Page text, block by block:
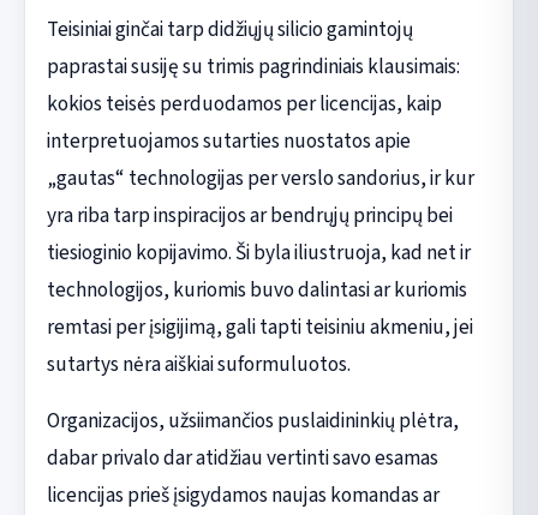
Teisiniai ginčai tarp didžiųjų silicio gamintojų
paprastai susiję su trimis pagrindiniais klausimais:
kokios teisės perduodamos per licencijas, kaip
interpretuojamos sutarties nuostatos apie
„gautas“ technologijas per verslo sandorius, ir kur
yra riba tarp inspiracijos ar bendrųjų principų bei
tiesioginio kopijavimo. Ši byla iliustruoja, kad net ir
technologijos, kuriomis buvo dalintasi ar kuriomis
remtasi per įsigijimą, gali tapti teisiniu akmeniu, jei
sutartys nėra aiškiai suformuluotos.
Organizacijos, užsiimančios puslaidininkių plėtra,
dabar privalo dar atidžiau vertinti savo esamas
licencijas prieš įsigydamos naujas komandas ar